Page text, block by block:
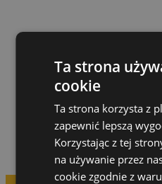
Przejdź
Ta strona
cookie
Ta strona korzysta z
zapewnić lepszą
Korzystając z tej
na używanie przez
cookie zgodnie z